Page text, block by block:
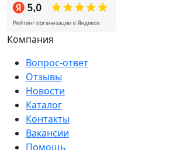
Компания
Вопрос-ответ
Отзывы
Новости
Каталог
Контакты
Вакансии
Помощь